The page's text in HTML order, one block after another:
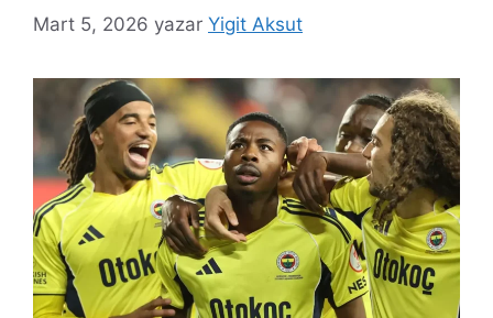
Mart 5, 2026 yazar Yigit Aksut